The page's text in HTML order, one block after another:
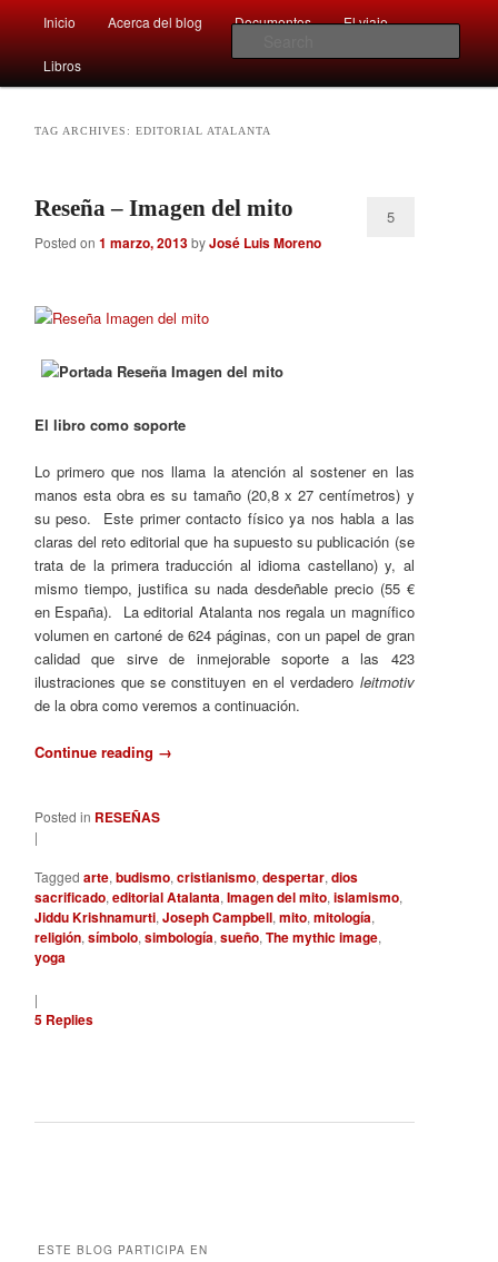
Afán por saber
nos rodea
Main
menu
Skip
to
Skip
to
Inicio Acerca del blog Documentos El viaje …
Libros
TAG ARCHIVES: EDITORIAL ATALANTA
Reseña – Imagen del mito
Posted on 1 marzo, 2013byJosé Luis Moreno
5
El libro como soporte
Lo primero que nos llama la atención al sostener en las
manos esta obra es su tamaño (20,8 x 27 centímetros) y
su peso. Este primer contacto físico ya nos habla a las
claras del reto editorial que ha supuesto su publicación (se
trata de la primera traducción al idioma castellano) y, al
mismo tiempo, justifica su nada desdeñable precio (55 €
en España). La editorial Atalanta nos regala un magnífico
volumen en cartoné de 624 páginas, con un papel de gran
calidad que sirve de inmejorable soporte a las 423
ilustraciones que se constituyen en el verdadero leitmotiv
de la obra como veremos a continuación.
Continue reading →
Posted in RESEÑAS
|
Tagged arte,budismo,cristianismo,despertar,dios
sacrificado,editorial Atalanta,Imagen del mito,islamismo,
Jiddu Krishnamurti,Joseph Campbell,mito,mitología,
religión,símbolo,simbología,sueño,The mythic image,
yoga
|
5Replies
ESTE BLOG PARTICIPA EN